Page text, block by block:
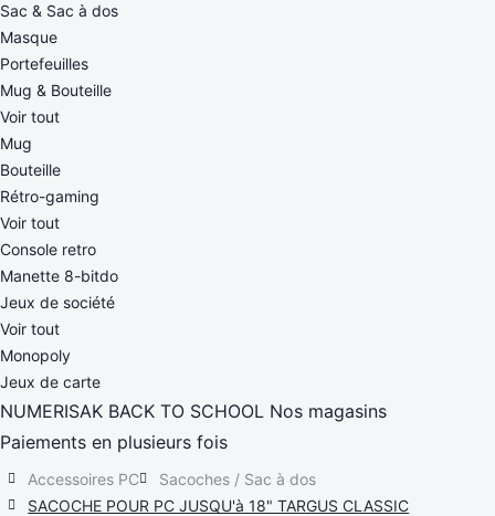
Sac & Sac à dos
Masque
Portefeuilles
Mug & Bouteille
Voir tout
Mug
Bouteille
Rétro-gaming
Voir tout
Console retro
Manette 8-bitdo
Jeux de société
Voir tout
Monopoly
Jeux de carte
NUMERISAK BACK TO SCHOOL Nos magasins
Paiements en plusieurs fois
Accessoires PC
Sacoches / Sac à dos
SACOCHE POUR PC JUSQU'à 18" TARGUS CLASSIC